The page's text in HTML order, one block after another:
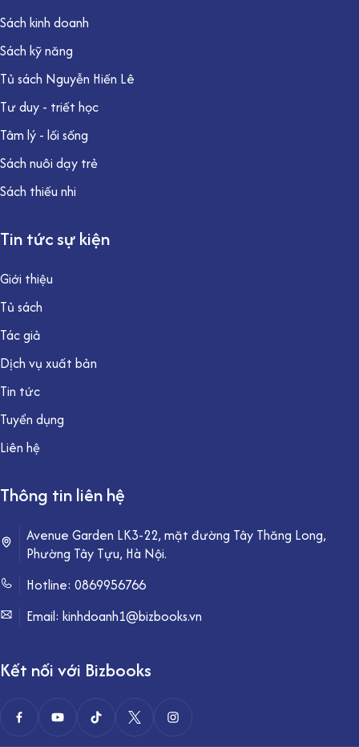
Sách kinh doanh
Sách kỹ năng
Tủ sách Nguyễn Hiến Lê
Tư duy - triết học
Tâm lý - lối sống
Sách nuôi dạy trẻ
Sách thiếu nhi
Tin tức sự kiện
Giới thiệu
Tủ sách
Tác giả
Dịch vụ xuất bản
Tin tức
Tuyển dụng
Liên hệ
Thông tin liên hệ
Avenue Garden LK3-22, mặt đường Tây Thăng Long,
Phường Tây Tựu, Hà Nội.
Hotline: 0869956766
Email: kinhdoanh1@bizbooks.vn
Kết nối với Bizbooks